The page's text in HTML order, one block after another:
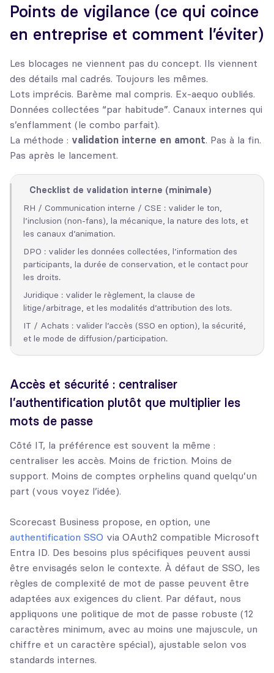
Points de vigilance (ce qui coince
en entreprise et comment l’éviter)
Les blocages ne viennent pas du concept. Ils viennent
des détails mal cadrés. Toujours les mêmes.
Lots imprécis. Barème mal compris. Ex-aequo oubliés.
Données collectées “par habitude”. Canaux internes qui
s’enflamment (le combo parfait).
La méthode : validation interne en amont. Pas à la fin.
Pas après le lancement.
Checklist de validation interne (minimale)
RH / Communication interne / CSE : valider le ton,
l’inclusion (non-fans), la mécanique, la nature des lots, et
les canaux d’animation.
DPO : valider les données collectées, l’information des
participants, la durée de conservation, et le contact pour
les droits.
Juridique : valider le règlement, la clause de
litige/arbitrage, et les modalités d’attribution des lots.
IT / Achats : valider l’accès (SSO en option), la sécurité,
et le mode de diffusion/participation.
Accès et sécurité : centraliser
l’authentification plutôt que multiplier les
mots de passe
Côté IT, la préférence est souvent la même :
centraliser les accès. Moins de friction. Moins de
support. Moins de comptes orphelins quand quelqu’un
part (vous voyez l’idée).
Scorecast Business propose, en option, une
authentification SSO via OAuth2 compatible Microsoft
Entra ID. Des besoins plus spécifiques peuvent aussi
être envisagés selon le contexte. À défaut de SSO, les
règles de complexité de mot de passe peuvent être
adaptées aux exigences du client. Par défaut, nous
appliquons une politique de mot de passe robuste (12
caractères minimum, avec au moins une majuscule, un
chiffre et un caractère spécial), ajustable selon vos
standards internes.